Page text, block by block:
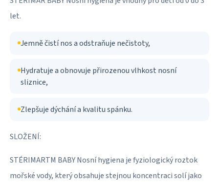
let.
Jemně čistí nos a odstraňuje nečistoty,
Hydratuje a obnovuje přirozenou vlhkost nosní
sliznice,
Zlepšuje dýchání a kvalitu spánku.
SLOŽENÍ:
STÉRIMARTM BABY Nosní hygiena je fyziologický roztok
mořské vody, který obsahuje stejnou koncentraci solí jako